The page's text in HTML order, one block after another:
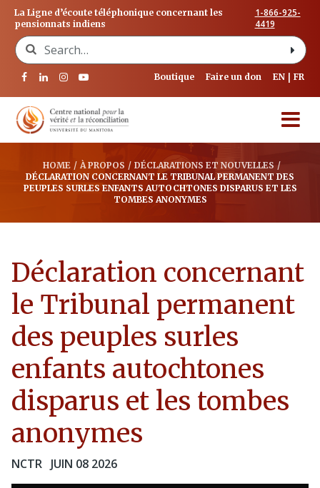
La Ligne d’écoute téléphonique concernant les
pensionnats indiens
1-866-925-
4419
Search for:
Boutique Faire un don EN FR
HOME / À PROPOS / DÉCLARATIONS ET NOUVELLES /
DÉCLARATION CONCERNANT LE TRIBUNAL PERMANENT DES
PEUPLES SURLES ENFANTS AUTOCHTONES DISPARUS ET LES
TOMBES ANONYMES
Déclaration concernant
le Tribunal permanent
des peuples surles
enfants autochtones
disparus et les tombes
anonymes
NCTR JUIN 08 2026